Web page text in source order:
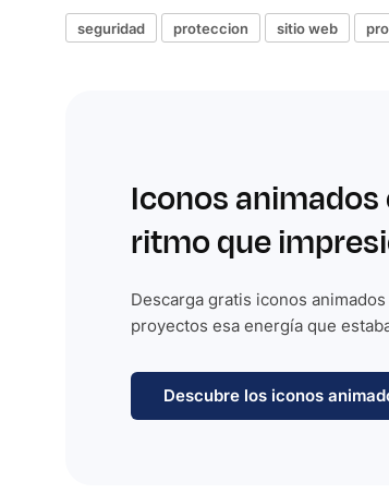
seguridad proteccion sitio web
Iconos
ritmo que
Descarga gratis iconos
proyectos esa energía que
Descubre los iconos